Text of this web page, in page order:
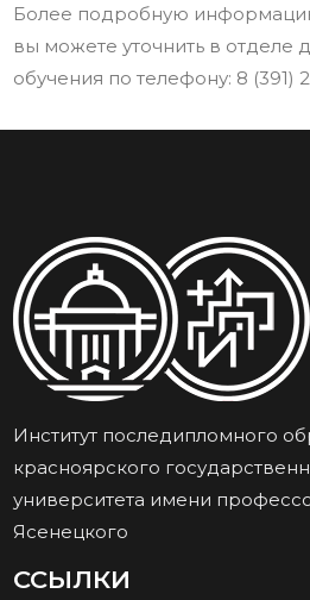
Более подробную
вы можете уточнить в отделе
обучения по телефону: 8 (391)
Институт последипломного
красноярского
университета имени
Ясенецкого
ССЫЛКИ